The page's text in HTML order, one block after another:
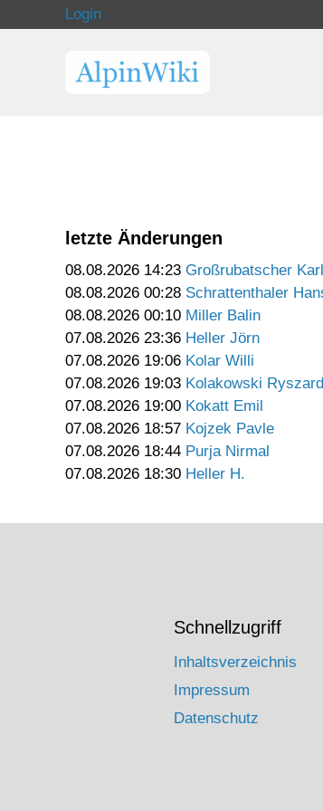
Login
letzte Änderungen
08.08.2026 14:23 Großrubatscher Karl
08.08.2026 00:28 Schrattenthaler
08.08.2026 00:10 Miller Balin
07.08.2026 23:36 Heller Jörn
07.08.2026 19:06 Kolar Willi
07.08.2026 19:03 Kolakowski Ryszard
07.08.2026 19:00 Kokatt Emil
07.08.2026 18:57 Kojzek Pavle
07.08.2026 18:44 Purja Nirmal
07.08.2026 18:30 Heller H.
Schnellzugriff
Inhaltsverzeichnis
Impressum
Datenschutz